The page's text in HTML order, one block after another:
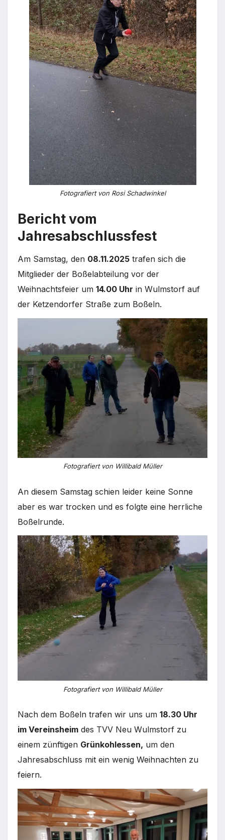
Fotografiert von Rosi Schadwinkel
Bericht vom
Jahresabschlussfest
Am Samstag, den 08.11.2025 trafen sich die
Mitglieder der Boßelabteilung vor der
Weihnachtsfeier um 14.00 Uhr in Wulmstorf auf
der Ketzendorfer Straße zum Boßeln.
Fotografiert von Willibald Müller
An diesem Samstag schien leider keine Sonne
aber es war trocken und es folgte eine herrliche
Boßelrunde.
Fotografiert von Willibald Müller
Nach dem Boßeln trafen wir uns um 18.30 Uhr
im Vereinsheim des TVV Neu Wulmstorf zu
einem zünftigen Grünkohlessen, um den
Jahresabschluss mit ein wenig Weihnachten zu
feiern.